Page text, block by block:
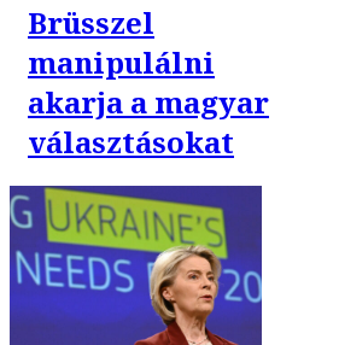
Brüsszel
manipulálni
akarja a magyar
választásokat